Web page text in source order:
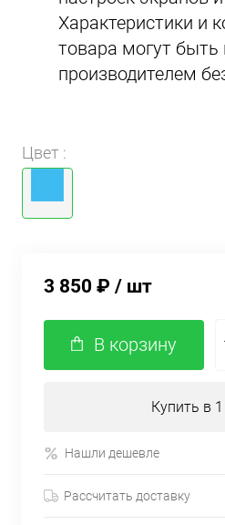
Характеристики и
товара могут
производителем
Цвет :
3 850 ₽ / шт
В корзину
Купить в
Нашли дешевле
Рассчитать доставку